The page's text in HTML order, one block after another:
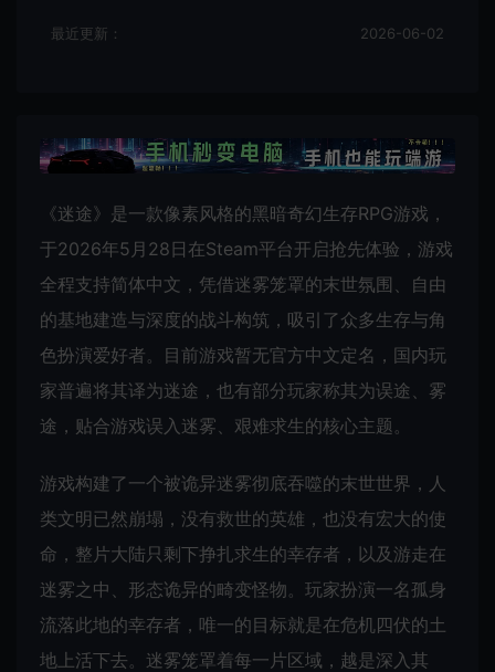
最近更新： 2026-06-02
《迷途》是一款像素风格的黑暗奇幻生存RPG游戏，
于2026年5月28日在Steam平台开启抢先体验，游戏
全程支持简体中文，凭借迷雾笼罩的末世氛围、自由
的基地建造与深度的战斗构筑，吸引了众多生存与角
色扮演爱好者。目前游戏暂无官方中文定名，国内玩
家普遍将其译为迷途，也有部分玩家称其为误途、雾
途，贴合游戏误入迷雾、艰难求生的核心主题。
游戏构建了一个被诡异迷雾彻底吞噬的末世世界，人
类文明已然崩塌，没有救世的英雄，也没有宏大的使
命，整片大陆只剩下挣扎求生的幸存者，以及游走在
迷雾之中、形态诡异的畸变怪物。玩家扮演一名孤身
流落此地的幸存者，唯一的目标就是在危机四伏的土
地上活下去。迷雾笼罩着每一片区域，越是深入其